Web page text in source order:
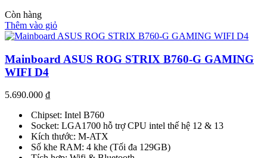
Còn hàng
Thêm vào giỏ
Mainboard ASUS ROG STRIX B760-G GAMING
WIFI D4
5.690.000 ₫
Chipset: Intel B760
Socket: LGA1700 hỗ trợ CPU intel thế hệ 12 & 13
Kích thước: M-ATX
Số khe RAM: 4 khe (Tối đa 129GB)